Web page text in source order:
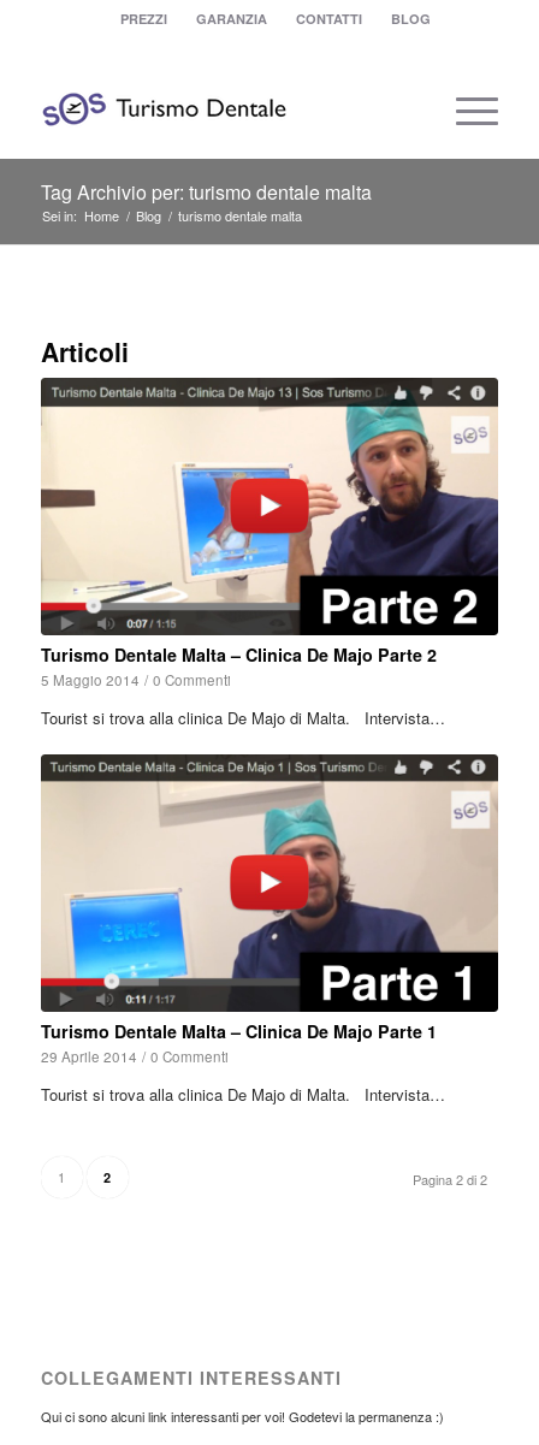
PREZZI GARANZIA CONTATTI BLOG
Tag Archivio per: turismo dentale malta
Sei in: Home / Blog / turismo dentale malta
Articoli
Turismo Dentale Malta – Clinica De Majo Parte 2
5 Maggio 2014 / 0 Commenti
Tourist si trova alla clinica De Majo di Malta. Intervista…
Turismo Dentale Malta – Clinica De Majo Parte 1
29 Aprile 2014 / 0 Commenti
Tourist si trova alla clinica De Majo di Malta. Intervista…
Pagina 2 di 2
1 2
COLLEGAMENTI INTERESSANTI
Qui ci sono alcuni link interessanti per voi! Godetevi la permanenza :)